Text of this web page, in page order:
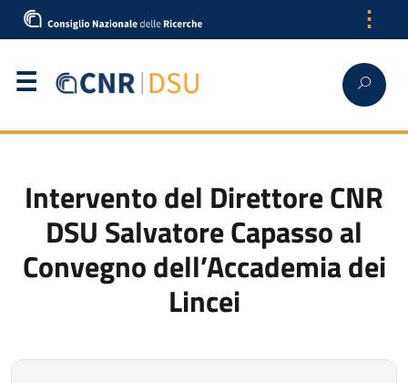
⋮
Intervento del Direttore CNR
DSU Salvatore Capasso al
Convegno dell’Accademia dei
Lincei